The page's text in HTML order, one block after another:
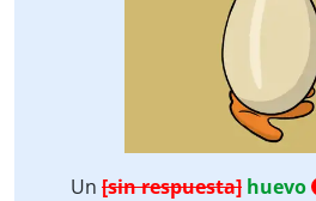
Un [sin respuesta] huevo